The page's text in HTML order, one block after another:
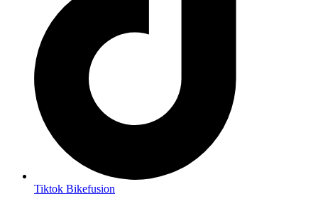
Tiktok Bikefusion